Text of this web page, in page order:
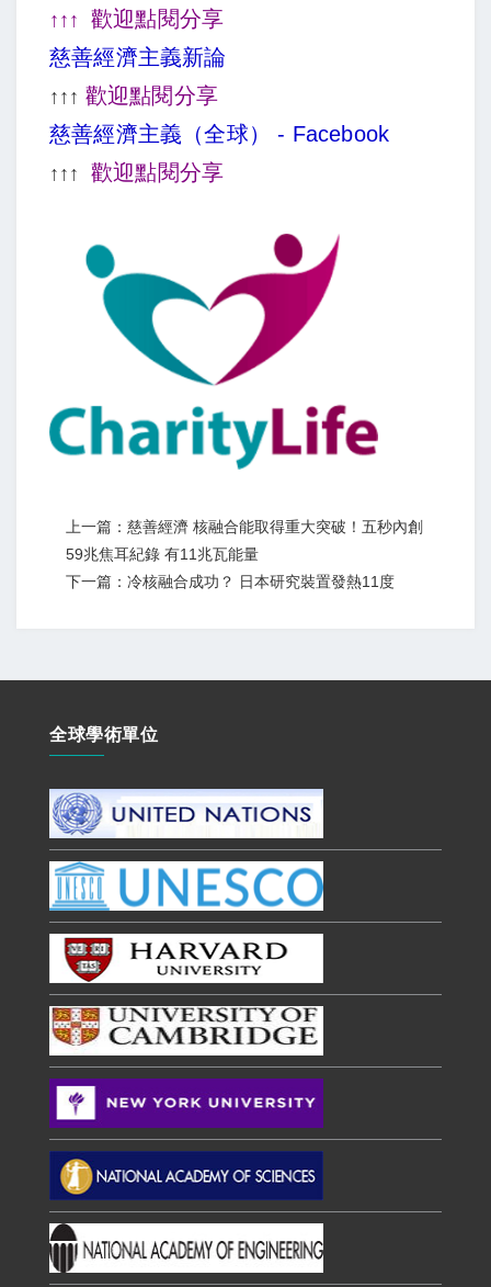
↑↑↑ 歡迎點閱分享
慈善經濟主義新論
↑↑↑ 歡迎點閱分享
慈善經濟主義（全球） - Facebook
↑↑↑ 歡迎點閱分享
上一篇：慈善經濟 核融合能取得重大突破！五秒內創
59兆焦耳紀錄 有11兆瓦能量
下一篇：冷核融合成功？ 日本研究裝置發熱11度
全球學術單位